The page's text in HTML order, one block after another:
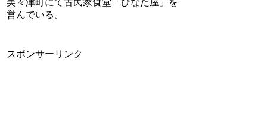
美々津町にて古民家食堂「ひなた屋」を
営んでいる。
スポンサーリンク